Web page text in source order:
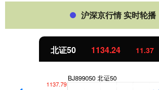
沪深京行情 实时轮播
北证50 1134.24 11.37